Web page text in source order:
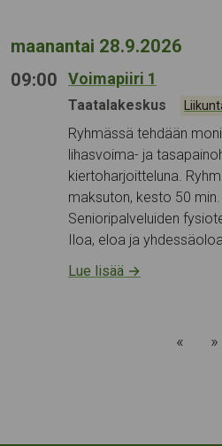
maanantai 28.9.2026
09:00
Voimapiiri 1
Tapahtumapaikka:
Taatalakeskus
Ryhmässä tehdään
lihasvoima- ja
kiertoharjoitteluna.
maksuton, kesto 50
Senioripalveluiden
Iloa, eloa ja
Lue lisää →
« »